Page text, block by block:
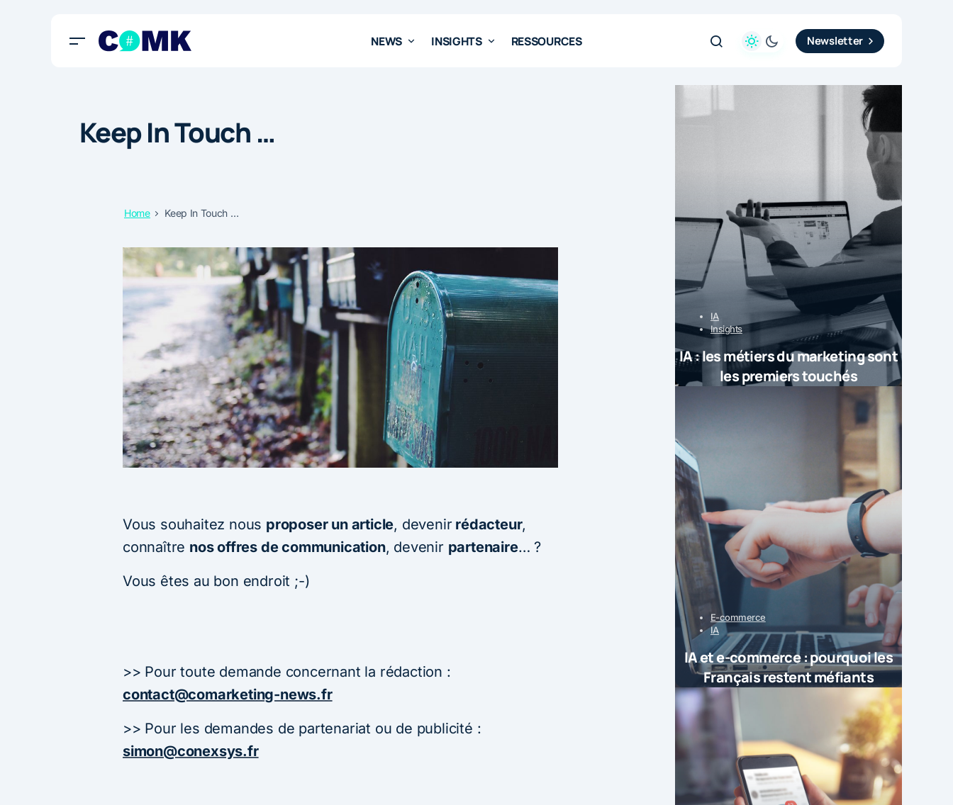
NEWS INSIGHTS RESSOURCES Newsletter
Keep In Touch …
Home Keep In Touch …
Vous souhaitez nous proposer un article, devenir rédacteur,
connaître nos offres de communication, devenir partenaire… ?
Vous êtes au bon endroit ;-)
>> Pour toute demande concernant la rédaction :
contact@comarketing-news.fr
>> Pour les demandes de partenariat ou de publicité :
simon@conexsys.fr
IA
Insights
IA : les métiers du marketing sont
les premiers touchés
E-commerce
IA
IA et e-commerce : pourquoi les
Français restent méfiants